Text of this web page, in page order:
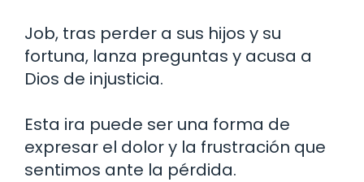
Job, tras perder a sus hijos y su
fortuna, lanza preguntas y acusa a
Dios de injusticia.
Esta ira puede ser una forma de
expresar el dolor y la frustración que
sentimos ante la pérdida.